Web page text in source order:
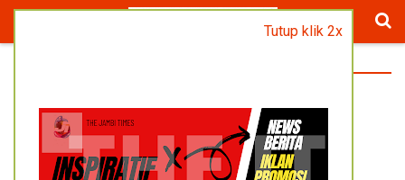
LAPISAN POT BUNGA GANTUNG
Tutup klik 2x